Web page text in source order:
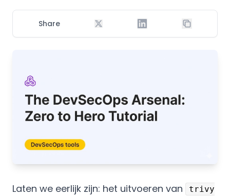
Share
Laten we eerlijk zijn: het uitvoeren van
trivy